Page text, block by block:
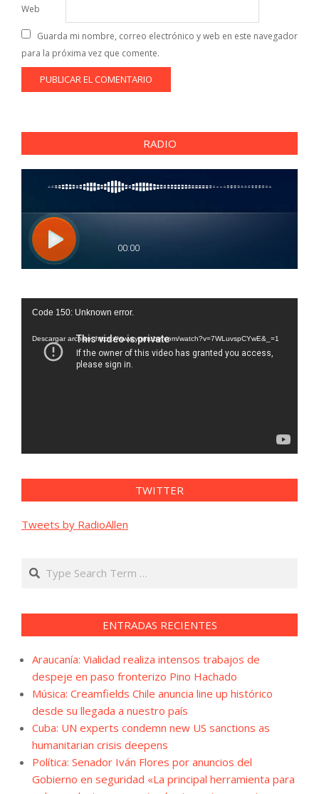
Web
Guarda mi nombre, correo electrónico y web en este navegador
para la próxima vez que comente.
RADIO
Reproductor
vídeo
Code 150: Unknown error.
Descargar archivo: https://www.youtube.com/watch?v=7WLuvspCYwE&_=1
TWITTER
Tweets by RadioAllen
Search
ENTRADAS RECIENTES
Araucanía: Vialidad realiza intensos trabajos de
despeje en paso fronterizo Pino Hachado
Música: Creamfields Chile anuncia line up histórico
desde su llegada a nuestro país
Cuba: UN experts condemn new US sanctions as
humanitarian crisis deepens
Política: Senador Iván Flores por anuncios del
Gobierno en seguridad «La principal herramienta para